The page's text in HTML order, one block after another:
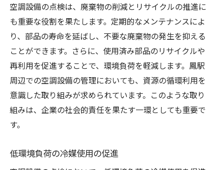
空調設備の点検は、廃棄物の削減とリサイクルの推進に
も重要な役割を果たします。定期的なメンテナンスによ
り、部品の寿命を延ばし、不要な廃棄物の発生を抑える
ことができます。さらに、使用済み部品のリサイクルや
再利用を促進することで、環境負荷を軽減します。鳳駅
周辺での空調設備の管理においても、資源の循環利用を
意識した取り組みが求められています。このような取り
組みは、企業の社会的責任を果たす一環としても重要で
す。
低環境負荷の冷媒使用の促進